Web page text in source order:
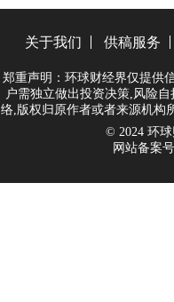
关于我们 供稿服务
郑重声明：环球财经界仅提供
户需独立做出投资决策,风险
络,版权归原作者或者来源机构
© 2024 环球
网站备案